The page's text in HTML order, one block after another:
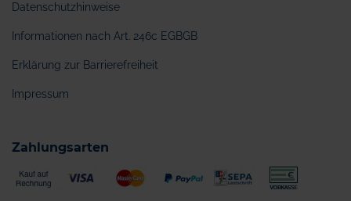
Datenschutzhinweise
Informationen nach Art. 246c EGBGB
Erklärung zur Barrierefreiheit
Impressum
Zahlungsarten